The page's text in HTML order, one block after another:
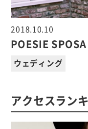
2018.10.10
POESIE
ウェディング
アクセスラン